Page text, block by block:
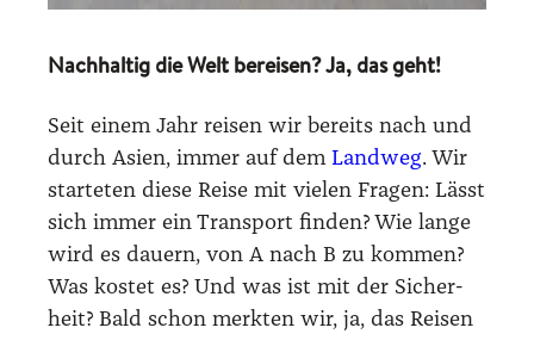
Nachhaltig die Welt bereisen? Ja, das geht!
Seit einem Jahr rei­sen wir bereits nach und
durch Asi­en, immer auf dem Land­weg. Wir
star­te­ten die­se Rei­se mit vie­len Fra­gen: Lässt
sich immer ein Trans­port fin­den? Wie lan­ge
wird es dau­ern, von A nach B zu kom­men?
Was kos­tet es? Und was ist mit der Sicher­
heit? Bald schon merk­ten wir, ja, das Rei­sen